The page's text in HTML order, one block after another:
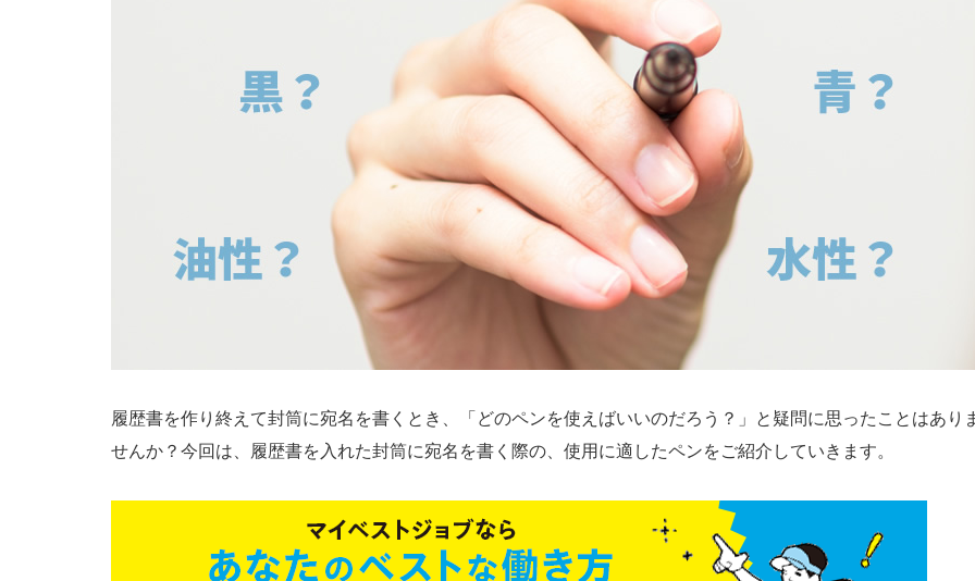
履歴書を作り終えて封筒に宛名を書くとき、「どのペンを使えばいいのだろう？」と疑問に思ったことはあり
せんか？今回は、履歴書を入れた封筒に宛名を書く際の、使用に適したペンをご紹介していきます。